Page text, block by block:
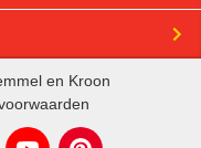
en Kroon